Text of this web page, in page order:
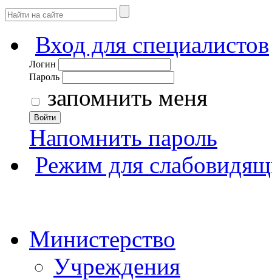
Вход для специалистов
Логин
Пароль
запомнить меня
Войти
Напомнить пароль
Режим для
Министерство
Учреждения